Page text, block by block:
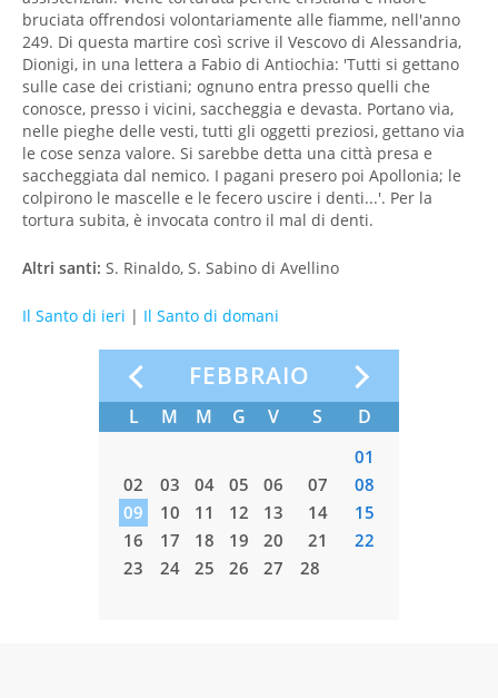
bruciata offrendosi volontariamente alle fiamme, nell'anno
249. Di questa martire così scrive il Vescovo di Alessandria,
Dionigi, in una lettera a Fabio di Antiochia: 'Tutti si gettano
sulle case dei cristiani; ognuno entra presso quelli che
conosce, presso i vicini, saccheggia e devasta. Portano via,
nelle pieghe delle vesti, tutti gli oggetti preziosi, gettano via
le cose senza valore. Si sarebbe detta una città presa e
saccheggiata dal nemico. I pagani presero poi Apollonia; le
colpirono le mascelle e le fecero uscire i denti...'. Per la
tortura subita, è invocata contro il mal di denti.
Altri santi: S. Rinaldo, S. Sabino di Avellino
Il Santo di ieri | Il Santo di domani
FEBBRAIO
L M M G V S D
01
02
03 04 05 06 07
08
09
10 11 12 13 14
15
16
17 18 19 20 21
22
23
24 25 26 27 28